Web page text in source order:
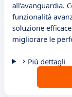
all'avanguardia.
funzionalità
soluzione
migliorare le
Più dettagli